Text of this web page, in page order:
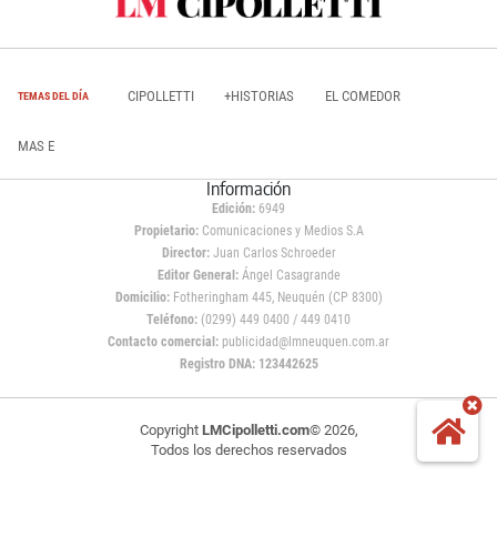
TEMAS DEL DÍA CIPOLLETTI +HISTORIAS EL COMEDOR
MAS E
Información
Edición: 6949
Propietario:Comunicaciones y Medios S.A
Director: Juan Carlos Schroeder
Editor General:Ángel Casagrande
Domicilio:Fotheringham 445, Neuquén (CP 8300)
Teléfono: (0299) 449 0400 / 449 0410
Contacto comercial: publicidad@lmneuquen.com.ar
Registro DNA: 123442625
Copyright LMCipolletti.com© 2026,
Todos los derechos reservados